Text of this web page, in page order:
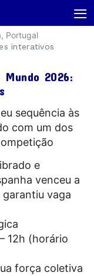
≡
Portugal
interativos
2026:
sequência às
com um dos
e
venceu a
garantiu vaga
12h (horário
força coletiva